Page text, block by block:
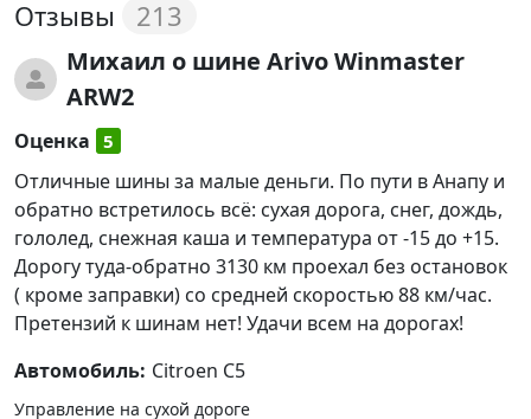
Отзывы 213
Михаил о шине Arivo Winmaster
ARW2
Оценка 5
Отличные шины за малые деньги. По пути в Анапу и
обратно встретилось всё: сухая дорога, снег, дождь,
гололед, снежная каша и температура от -15 до +15.
Дорогу туда-обратно 3130 км проехал без остановок
( кроме заправки) со средней скоростью 88 км/час.
Претензий к шинам нет! Удачи всем на дорогах!
Автомобиль: Citroen C5
Управление на сухой дороге